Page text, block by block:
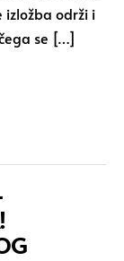
izložba održi i
se […]